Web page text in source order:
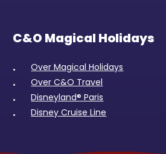
C&O Magical Holidays
Over Magical Holidays
Over C&O Travel
Disneyland® Paris
Disney Cruise Line